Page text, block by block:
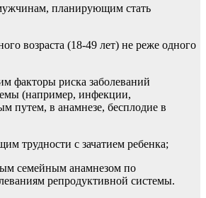
планирующим стать
возраста (18-49 лет) не реже одного
риска заболеваний
(например, инфекции,
путем, в анамнезе, бесплодие в
трудности с зачатием ребенка;
семейным анамнезом по
репродуктивной системы.